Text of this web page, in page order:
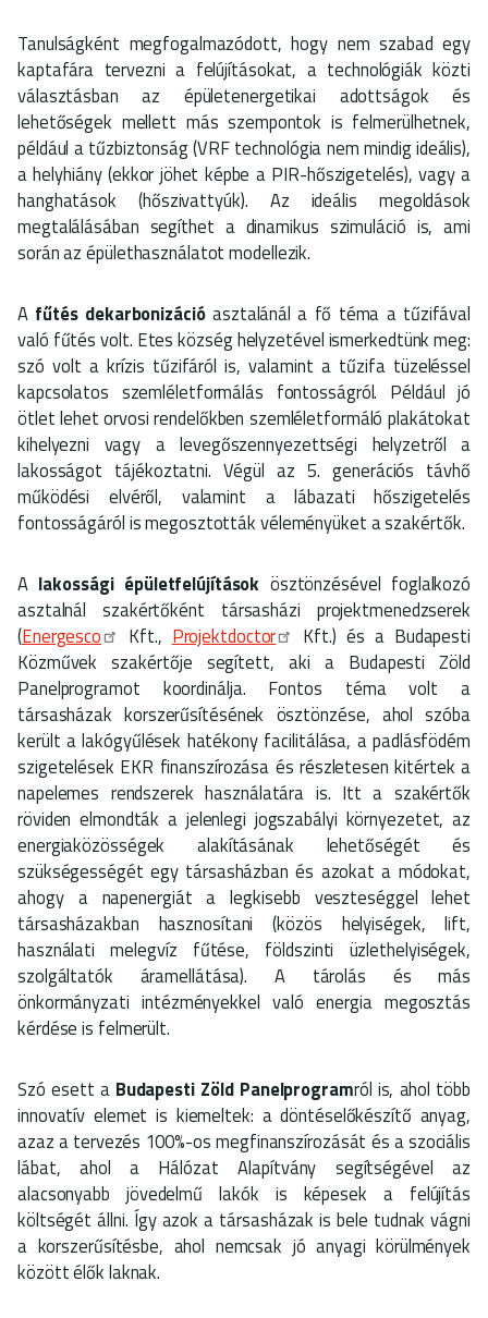
Tanulságként megfogalmazódott, hogy nem szabad egy
kaptafára tervezni a felújításokat, a technológiák közti
választásban az épületenergetikai adottságok és
lehetőségek mellett más szempontok is felmerülhetnek,
például a tűzbiztonság (VRF technológia nem mindig ideális),
a helyhiány (ekkor jöhet képbe a PIR-hőszigetelés), vagy a
hanghatások (hőszivattyúk). Az ideális megoldások
megtalálásában segíthet a dinamikus szimuláció is, ami
során az épülethasználatot modellezik.
A fűtés dekarbonizációasztalánál a fő téma a tűzifával
való fűtés volt. Etes község helyzetével ismerkedtünk meg:
szó volt a krízis tűzifáról is, valamint a tűzifa tüzeléssel
kapcsolatos szemléletformálás fontosságról. Például jó
ötlet lehet orvosi rendelőkben szemléletformáló plakátokat
kihelyezni vagy a levegőszennyezettségi helyzetről a
lakosságot tájékoztatni. Végül az 5. generációs távhő
működési elvéről, valamint a lábazati hőszigetelés
fontosságáról is megosztották véleményüket a szakértők.
A lakossági épületfelújítások ösztönzésével foglalkozó
asztalnál szakértőként társasházi projektmenedzserek
(Energesco Kft., Projektdoctor
Kft.) és a Budapesti
Közművek szakértője segített, aki a Budapesti Zöld
Panelprogramot koordinálja. Fontos téma volt a
társasházak korszerűsítésének ösztönzése, ahol szóba
került a lakógyűlések hatékony facilitálása, a padlásfödém
szigetelések EKR finanszírozása és részletesen kitértek a
napelemes rendszerek használatára is. Itt a szakértők
röviden elmondták a jelenlegi jogszabályi környezetet, az
energiaközösségek alakításának lehetőségét és
szükségességét egy társasházban és azokat a módokat,
ahogy a napenergiát a legkisebb veszteséggel lehet
társasházakban hasznosítani (közös helyiségek, lift,
használati melegvíz fűtése, földszinti üzlethelyiségek,
szolgáltatók áramellátása). A tárolás és más
önkormányzati intézményekkel való energia megosztás
kérdése is felmerült.
Szó esett a Budapesti Zöld Panelprogramról is, ahol több
innovatív elemet is kiemeltek: a döntéselőkészítő anyag,
azaz a tervezés 100%-os megfinanszírozását és a szociális
lábat, ahol a Hálózat Alapítvány segítségével az
alacsonyabb jövedelmű lakók is képesek a felújítás
költségét állni. Így azok a társasházak is bele tudnak vágni
a korszerűsítésbe, ahol nemcsak jó anyagi körülmények
között élők laknak.